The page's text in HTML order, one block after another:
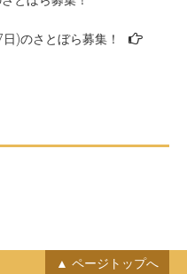
)のさとぼら募集！
ページトップへ